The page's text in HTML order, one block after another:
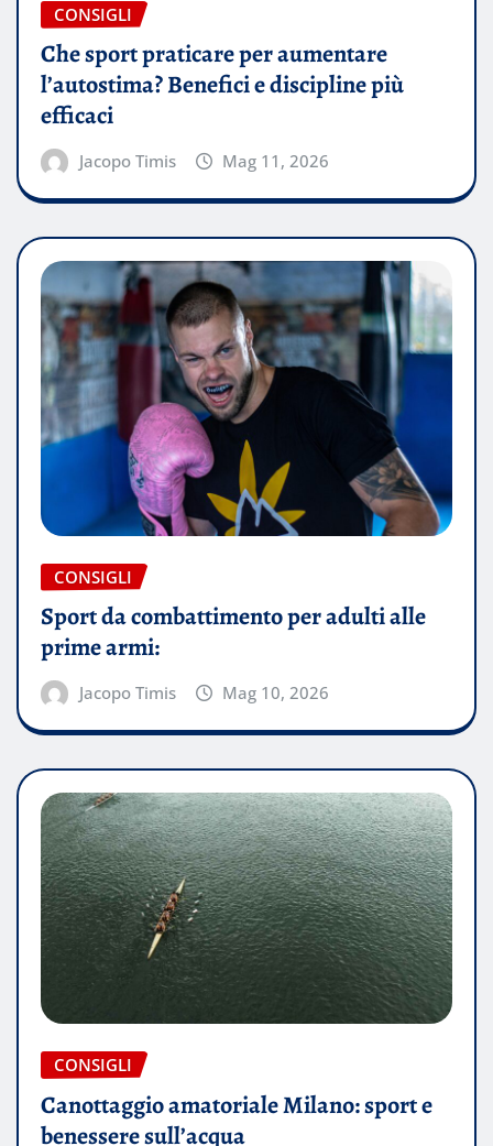
CONSIGLI
Che sport praticare per aumentare
l’autostima? Benefici e discipline più
efficaci
Jacopo Timis Mag 11, 2026
CONSIGLI
Sport da combattimento per adulti alle
prime armi:
Jacopo Timis Mag 10, 2026
CONSIGLI
Canottaggio amatoriale Milano: sport e
benessere sull’acqua